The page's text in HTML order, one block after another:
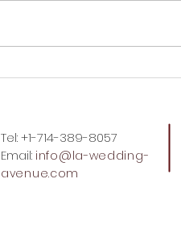
Tel: +1-714-389-8057
Email: info@la-wedding-
avenue.com